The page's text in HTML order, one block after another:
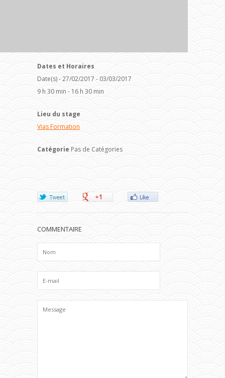
Dates et Horaires
Date(s) - 27/02/2017 - 03/03/2017
9 h 30 min - 16 h 30 min
Lieu du stage
Vias Formation
Catégorie Pas de Catégories
COMMENTAIRE